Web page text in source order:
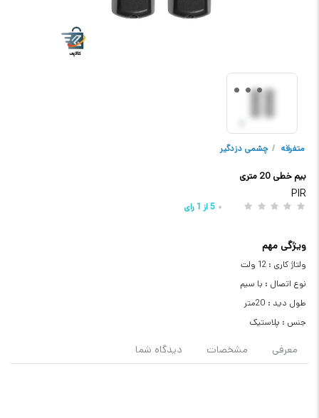
متفرقه / چشمی دزدگیر
بیم خطی 20 متری
PIR
5از 1رای
ویژگی مهم
ولتاژ کاری : 12 ولت
نوع اتصال : با سیم
طول دید : 20متر
جنس : پلاستیک
معرفی مشخصات دیدگاه شما